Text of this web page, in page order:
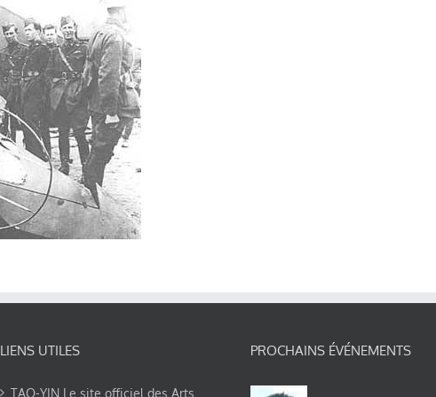
LIENS UTILES
TAO-YIN Le site officiel des Arts
PROCHAINS ÉVÉNEMENTS